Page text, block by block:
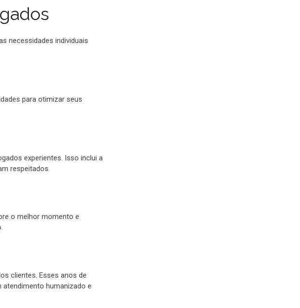
necessidades individuais
para otimizar seus
experientes. Isso inclui a
respeitados.
o melhor momento e
clientes. Esses anos de
humanizado e